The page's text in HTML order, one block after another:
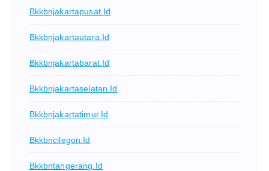
Bkkbnjakartapusat.id
Bkkbnjakartautara.id
Bkkbnjakartabarat.id
Bkkbnjakartaselatan.id
Bkkbnjakartatimur.id
Bkkbncilegon.id
Bkkbntangerang.id